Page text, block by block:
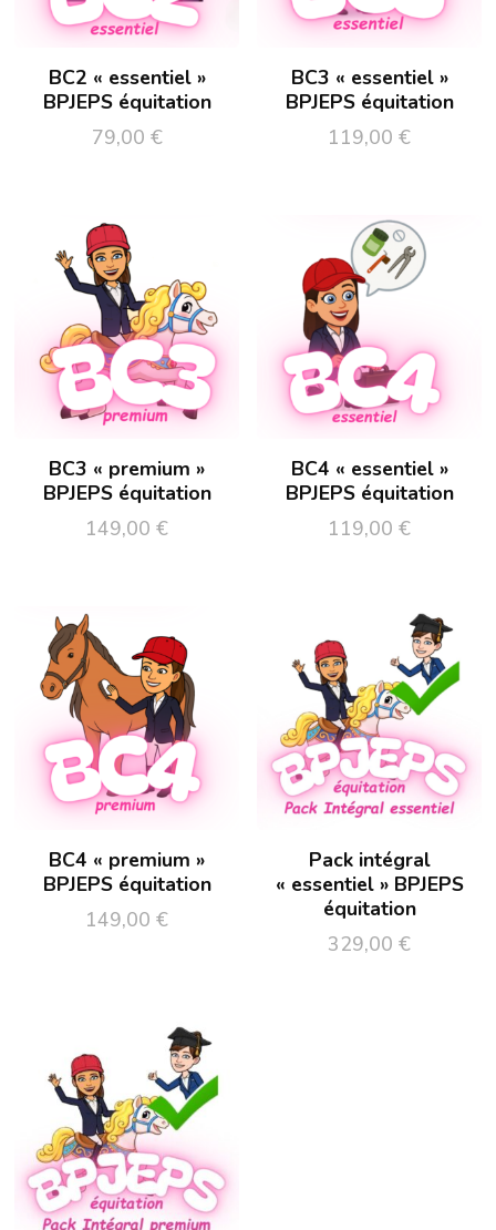
BC2 « essentiel »
BPJEPS équitation
79,00 €
BC3 « essentiel »
BPJEPS équitation
119,00 €
BC3 « premium »
BPJEPS équitation
149,00 €
BC4 « essentiel »
BPJEPS équitation
119,00 €
BC4 « premium »
BPJEPS équitation
149,00 €
Pack intégral
« essentiel » BPJEPS
équitation
329,00 €